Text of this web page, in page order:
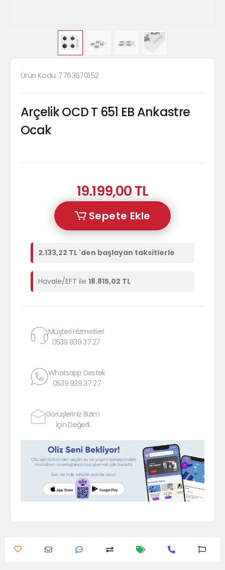
Ürün Kodu:7763670152
Arçelik OCD T 651 EB Ankastre
Ocak
19.199,00 TL
Sepete Ekle
2.133,22 TL 'den başlayan taksitlerle
Havale/EFT ile 18.815,02 TL
Müşteri Hizmetleri
0539 939 37 27
Whatsapp Destek
0539 939 37 27
Görüşleriniz Bizim
İçin Değerli